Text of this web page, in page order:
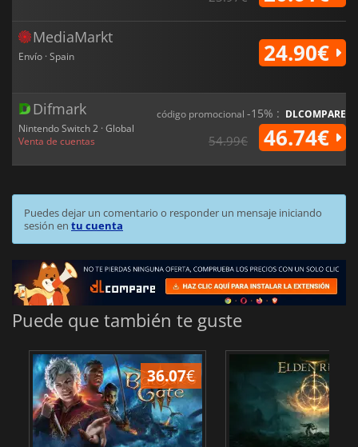
MediaMarkt
Envío · Spain 24.90€
Difmark
Nintendo Switch 2 · Global
Venta de cuentas
código promocional -15% : DLCOMPARE
54.99€ 46.74€
Puedes dejar un comentario o responder un mensaje iniciando
sesión en tu cuenta
Puede que también te guste
36.07€